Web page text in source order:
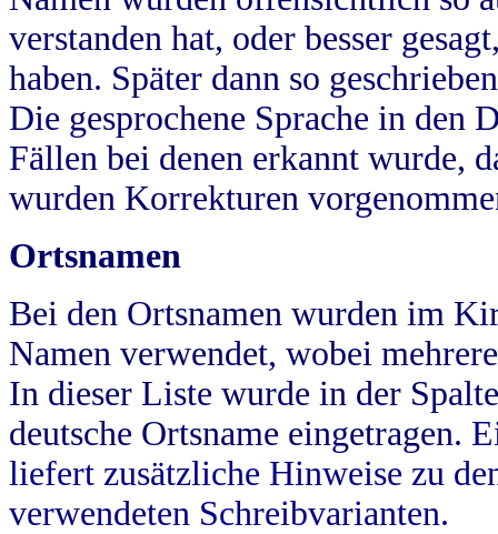
verstanden hat, oder besser
haben. Später dann so
Die gesprochene Sprache in
Fällen bei denen erkannt wurde,
wurden Korrekturen
Ortsnamen
Bei den Ortsnamen wurden im
Namen verwendet, wobei
In dieser Liste wurde in der
deutsche Ortsname eingetragen.
liefert zusätzliche Hinweise zu
verwendeten Schreibvarianten.